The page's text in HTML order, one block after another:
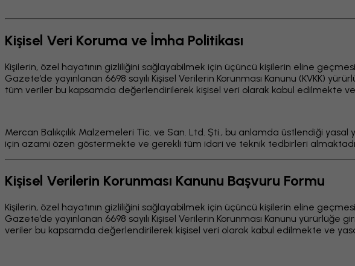
Kişisel Veri Koruma ve İmha Politikası
Kişilerin, özel hayatının gizliliğini sağlayabilmek için üçüncü kişilerin eline
Gazete’de yayınlanan 6698 sayılı Kişisel Verilerin Korunması Kanunu
tüm veriler bu kapsamda değerlendirilerek kişisel veri olarak kabul edilmekte
Mercan Balıkçılık Malzemeleri Tic. ve San. Ltd. Şti., bu anlamda üstlendiği
için azami özen göstermekte ve gerekli tüm idari ve teknik tedbirleri
Kişisel Verilerin Korunması Kanunu Başvuru Formu
Kişilerin, özel hayatının gizliliğini sağlayabilmek için üçüncü kişilerin eline
Gazete’de yayınlanan 6698 sayılı Kişisel Verilerin Korunması Kanunu
veriler bu kapsamda değerlendirilerek kişisel veri olarak kabul edilmekte ve